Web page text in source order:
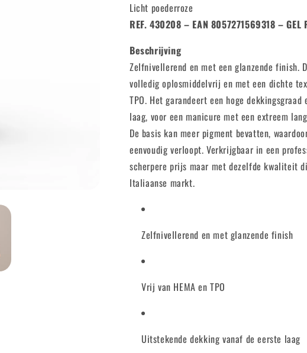
o
Licht poederroze
REF. 430208 – EAN 8057271569318 – GEL
Beschrijving
Zelfnivellerend en met een glanzende finish.
volledig oplosmiddelvrij en met een dichte
TPO. Het garandeert een hoge
laag, voor een manicure met een extreem
De basis kan meer pigment bevatten,
eenvoudig verloopt. Verkrijgbaar in een
scherpere prijs maar met dezelfde kwaliteit
Italiaanse markt.
Zelfnivellerend en met glanzende finish
Vrij van HEMA en TPO
Uitstekende dekking vanaf de eerste laag